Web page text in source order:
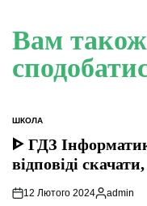
Вам
ОПУБЛІКУВАТИ
У
ШКОЛА
ᐈ ГДЗ
відповіді
12 Лютого 2024 admin